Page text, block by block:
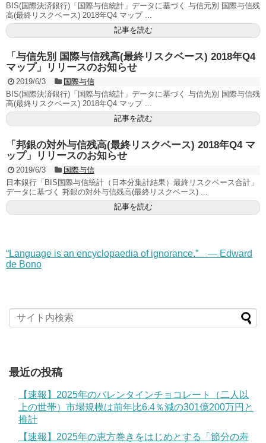
BIS(国際決済銀行)「国際与信統計」データに基づく 与信元別 国際与信残
高(最終リスクベース) 2018年Q4 マップ ...
記事を読む
「与信先別 国際与信残高(最終リスクベース) 2018年Q4
マップ」リリースのお知らせ
2019/6/3
国際与信
BIS(国際決済銀行)「国際与信統計」データに基づく 与信先別 国際与信残
高(最終リスクベース) 2018年Q4 マップ ...
記事を読む
「邦銀の対外与信残高(最終リスクベース) 2018年Q4 マ
ップ」リリースのお知らせ
2019/6/3
国際与信
日本銀行「BIS国際与信統計（日本分集計結果）最終リスクベース合計」
データに基づく 邦銀の対外与信残高(最終リスクベース) ...
記事を読む
“Language is an encyclopaedia of ignorance.” — Edward
de Bono
最近の投稿
【速報】2025年のバレンタインチョコレート（二人以
上の世帯）市場規模は前年比6.4％減の301億200万円と
推計
【速報】2025年の恵方巻きをはじめとする「節分の寿